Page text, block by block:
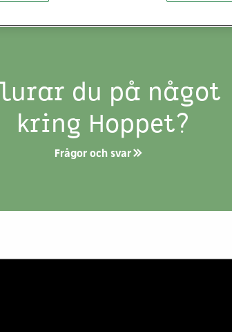
du på något
kring Hoppet?
Frågor och svar